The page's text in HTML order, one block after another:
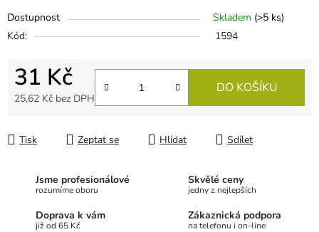
Dostupnost Skladem (>5 ks)
Kód:
1594
31 Kč
25,62 Kč bez DPH
DO KOŠÍKU
Tisk Zeptat se Hlídat Sdílet
Jsme profesionálové
rozumíme oboru
Skvělé ceny
jedny z nejlepších
Doprava k vám
již od 65 Kč
Zákaznická podpora
na telefonu i on-line